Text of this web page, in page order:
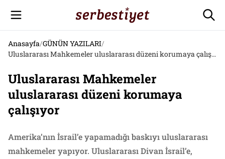
Anasayfa/GÜNÜN YAZILARI/
Uluslararası Mahkemeler uluslararası düzeni korumaya çalışıyor
Uluslararası Mahkemeler
uluslararası düzeni korumaya
çalışıyor
Amerika’nın İsrail’e yapamadığı baskıyı uluslararası
mahkemeler yapıyor. Uluslararası Divan İsrail’e,